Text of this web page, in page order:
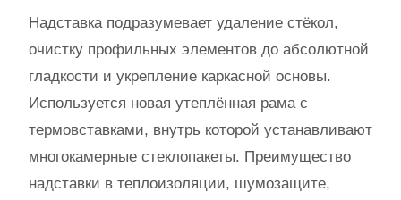
Надставка подразумевает удаление стёкол,
очистку профильных элементов до абсолютной
гладкости и укрепление каркасной основы.
Используется новая утеплённая рама с
термовставками, внутрь которой устанавливают
многокамерные стеклопакеты. Преимущество
надставки в теплоизоляции, шумозащите,